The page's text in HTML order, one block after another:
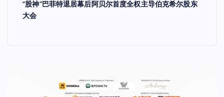
“股神”巴菲特退居幕后阿贝尔首度全权主导伯克希尔股东
大会